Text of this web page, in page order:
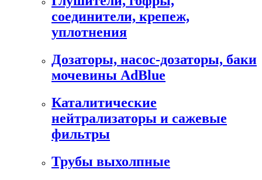
соединители, крепеж,
уплотнения
Дозаторы, насос-дозаторы, баки
мочевины AdBlue
Каталитические
нейтрализаторы и сажевые
фильтры
Трубы выхолпные